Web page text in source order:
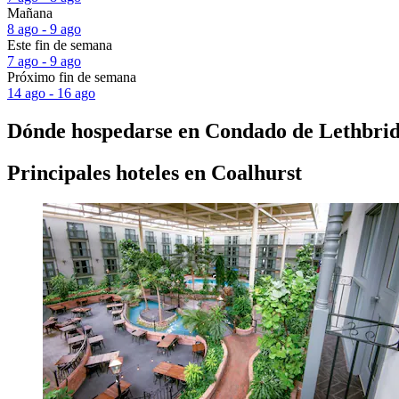
Mañana
8 ago - 9 ago
Este fin de semana
7 ago - 9 ago
Próximo fin de semana
14 ago - 16 ago
Dónde hospedarse en Condado de
Principales hoteles en Coalhurst